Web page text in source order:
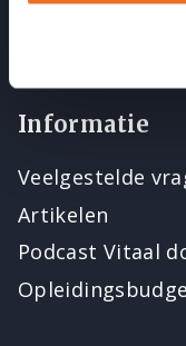
Opgeleide
Informatie
Veelgestelde
Artikelen
Podcast Vitaal